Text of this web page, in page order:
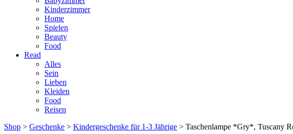
Kinderzimmer
Home
Spielen
Beauty
Food
Read
Alles
Sein
Lieben
Kleiden
Food
Reisen
Shop > Geschenke > Kindergeschenke für 1-3 Jährige > Taschenlampe *Gry*, Tuscany